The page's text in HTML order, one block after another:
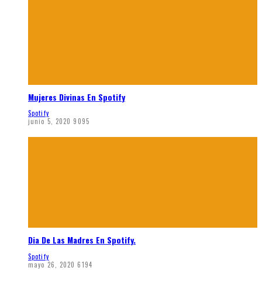
Mujeres Divinas En Spotify
Spotify
junio 5, 2020 9095
Dia De Las Madres En Spotify.
Spotify
mayo 26, 2020 6194